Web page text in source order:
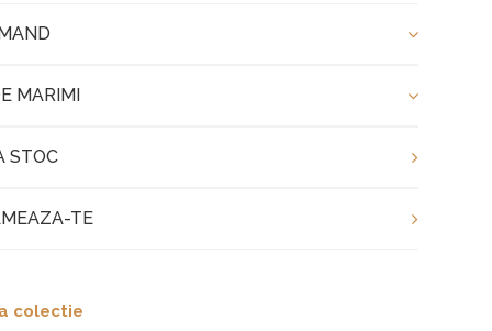
MARIMI
STOC
TE
colectie